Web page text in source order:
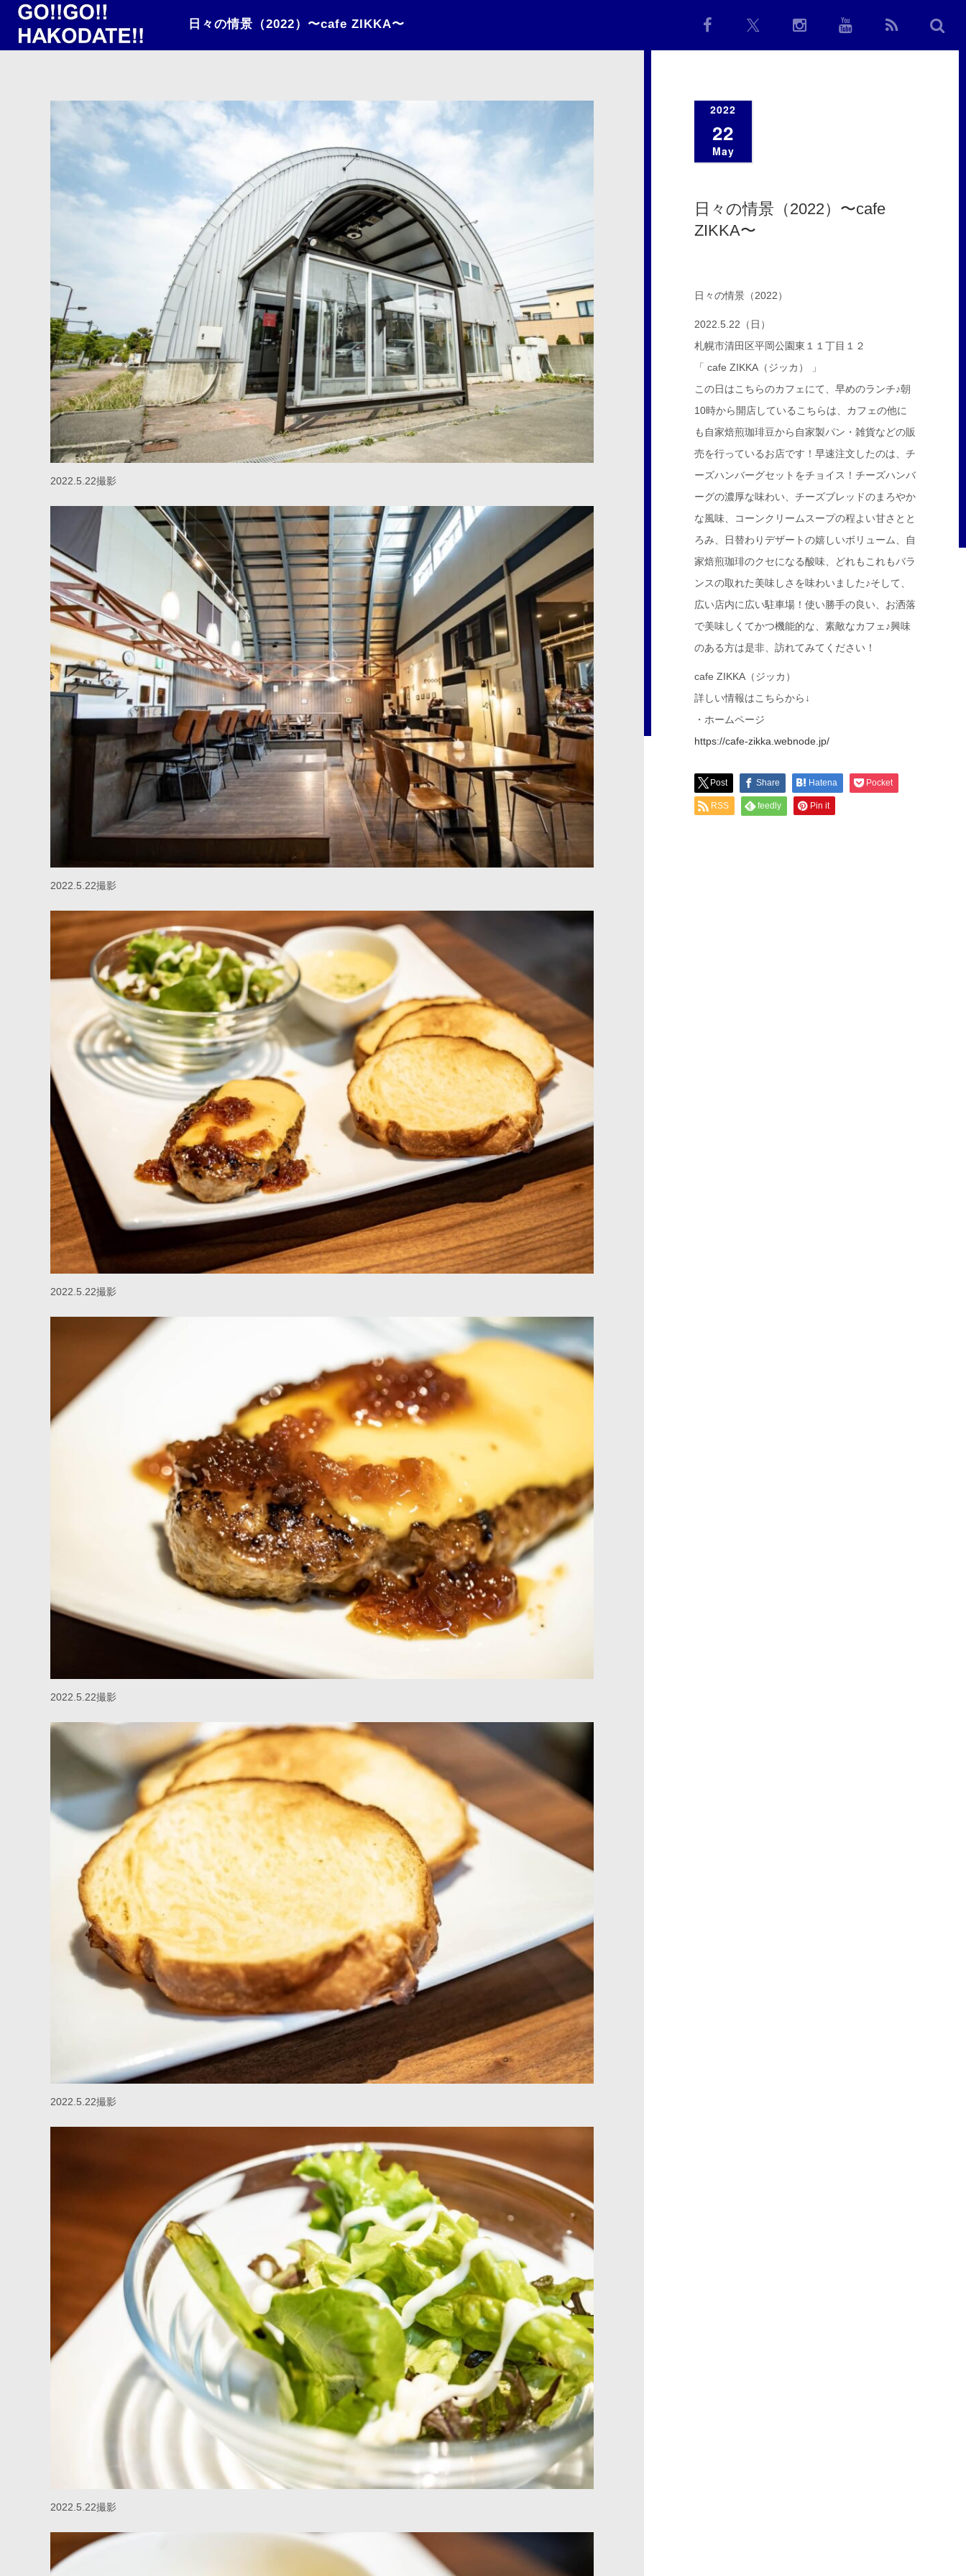
日々の情景（2022）〜cafe ZIKKA〜
2022.5.22撮影
2022.5.22撮影
2022.5.22撮影
2022.5.22撮影
2022.5.22撮影
2022.5.22撮影
2022
22
May
日々の情景（2022）〜cafe
ZIKKA〜
日々の情景（2022）
2022.5.22（日）
札幌市清田区平岡公園東１１丁目１２
「 cafe ZIKKA（ジッカ） 」
この日はこちらのカフェにて、早めのランチ♪朝
10時から開店しているこちらは、カフェの他に
も自家焙煎珈琲豆から自家製パン・雑貨などの販
売を行っているお店です！早速注文したのは、チ
ーズハンバーグセットをチョイス！チーズハンバ
ーグの濃厚な味わい、チーズブレッドのまろやか
な風味、コーンクリームスープの程よい甘さとと
ろみ、日替わりデザートの嬉しいボリューム、自
家焙煎珈琲のクセになる酸味、どれもこれもバラ
ンスの取れた美味しさを味わいました♪そして、
広い店内に広い駐車場！使い勝手の良い、お洒落
で美味しくてかつ機能的な、素敵なカフェ♪興味
のある方は是非、訪れてみてください！
cafe ZIKKA（ジッカ）
詳しい情報はこちらから↓
・ホームページ
https://cafe-zikka.webnode.jp/
Post Share Hatena Pocket
RSS feedly Pin it